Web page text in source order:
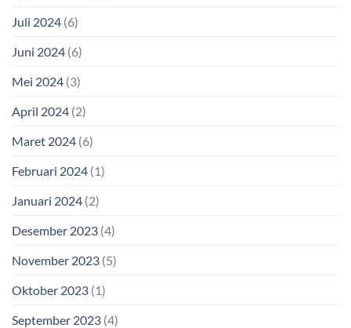
Juli 2024 (6)
Juni 2024 (6)
Mei 2024 (3)
April 2024 (2)
Maret 2024 (6)
Februari 2024 (1)
Januari 2024 (2)
Desember 2023 (4)
November 2023 (5)
Oktober 2023 (1)
September 2023 (4)